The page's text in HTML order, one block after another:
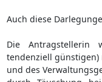
Auch diese
Die
tendenziell
und des